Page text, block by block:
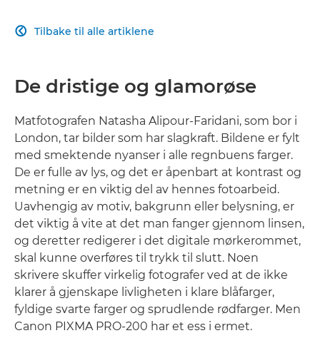
Tilbake til alle artiklene

De dristige og glamorøse
Matfotografen Natasha Alipour-Faridani, som bor i
London, tar bilder som har slagkraft. Bildene er fylt
med smektende nyanser i alle regnbuens farger.
De er fulle av lys, og det er åpenbart at kontrast og
metning er en viktig del av hennes fotoarbeid.
Uavhengig av motiv, bakgrunn eller belysning, er
det viktig å vite at det man fanger gjennom linsen,
og deretter redigerer i det digitale mørkerommet,
skal kunne overføres til trykk til slutt. Noen
skrivere skuffer virkelig fotografer ved at de ikke
klarer å gjenskape livligheten i klare blåfarger,
fyldige svarte farger og sprudlende rødfarger. Men
Canon PIXMA PRO-200 har et ess i ermet.